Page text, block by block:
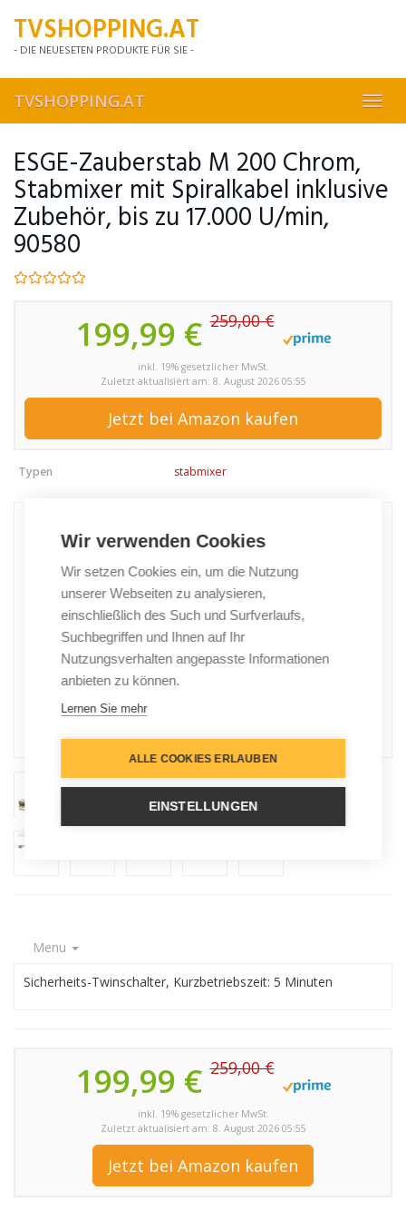
mainTVSHOPPING.AT
- DIE NEUESETEN PRODUKTE FÜR SIE -
TVSHOPPING.AT
ESGE-Zauberstab M 200 Chrom,
Stabmixer mit Spiralkabel inklusive
Zubehör, bis zu 17.000 U/min,
90580
199,99 €259,00 €
inkl. 19% gesetzlicher MwSt.
Zuletzt aktualisiert am: 8. August 2026 05:55
Jetzt bei Amazon kaufen
Typen stabmixer
Menu
Sicherheits-Twinschalter, Kurzbetriebszeit: 5 Minuten
199,99 €259,00 €
inkl. 19% gesetzlicher MwSt.
Zuletzt aktualisiert am: 8. August 2026 05:55
Jetzt bei Amazon kaufen
Wir verwenden Cookies
Wir setzen Cookies ein, um die Nutzung
unserer Webseiten zu analysieren,
einschließlich des Such und Surfverlaufs,
Suchbegriffen und Ihnen auf Ihr
Nutzungsverhalten angepasste Informationen
anbieten zu können.
Lernen Sie mehr
ALLE COOKIES ERLAUBEN
EINSTELLUNGEN